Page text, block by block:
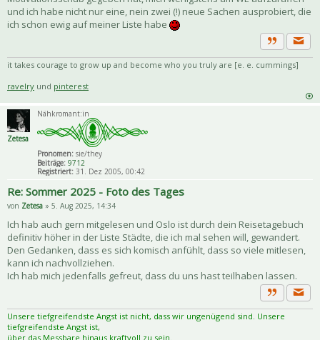
und ich habe nicht nur eine, nein zwei (!) neue Sachen ausprobiert, die
ich schon ewig auf meiner Liste habe
Zitat
it takes courage to grow up and become who you truly are [e. e. cummings]
ravelry und pinterest
Zetesa
Nähkromant:in
Pronomen: sie/they
Beiträge: 9712
Registriert: 31. Dez 2005, 00:42
Re: Sommer 2025 - Foto des Tages
von Zetesa » 5. Aug 2025, 14:34
Ich hab auch gern mitgelesen und Oslo ist durch dein Reisetagebuch
definitiv höher in der Liste Städte, die ich mal sehen will, gewandert.
Den Gedanken, dass es sich komisch anfühlt, dass so viele mitlesen,
kann ich nachvollziehen.
Ich hab mich jedenfalls gefreut, dass du uns hast teilhaben lassen.
Zitat
Unsere tiefgreifendste Angst ist nicht, dass wir ungenügend sind. Unsere
tiefgreifendste Angst ist,
über das Messbare hinaus kraftvoll zu sein.